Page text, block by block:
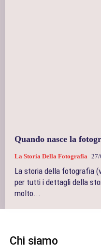
Quando nasce la
La Storia Della Fotografia 27/
La storia della fotografia
per tutti i dettagli della
molto...
Chi siamo